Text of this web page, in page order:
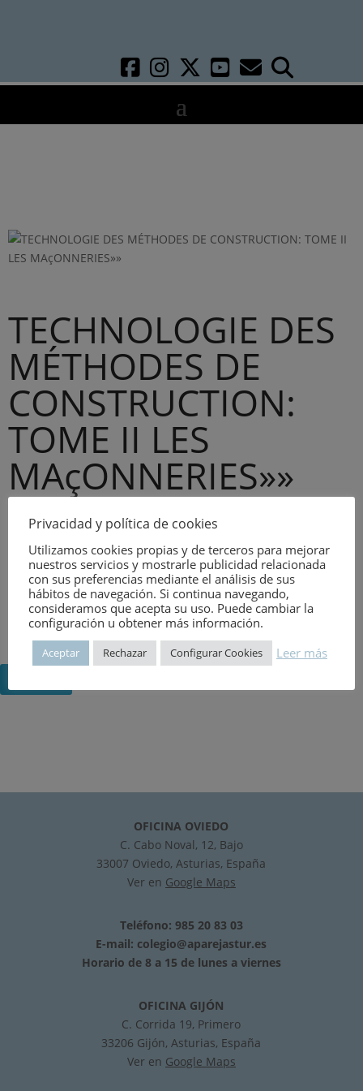
TECHNOLOGIE DES
MÉTHODES DE
CONSTRUCTION:
TOME II LES
MAçONNERIES»»
Autor:
ÉMILE OLIVIER
Tema:
IDIOMA EXTRANJERO
Editor:
ENTREPRISE MODERNE D
Año de publicación: 7 de agosto de 1967
Número:
863
OFICINA OVIEDO
C. Cabo Noval, 12, Bajo
33007 Oviedo, Asturias, España
Ver en Google Maps
Teléfono: 985 20 83 03
E-mail: colegio@aparejastur.es
Horario de 8 a 15 de lunes a viernes
OFICINA GIJÓN
C. Corrida 19, Primero
33206 Gijón, Asturias, España
Ver en Google Maps
Privacidad y política de cookies
Utilizamos cookies propias y de terceros para mejorar
nuestros servicios y mostrarle publicidad relacionada
con sus preferencias mediante el análisis de sus
hábitos de navegación. Si continua navegando,
consideramos que acepta su uso. Puede cambiar la
configuración u obtener más información.
Aceptar Rechazar Configurar Cookies Leer más